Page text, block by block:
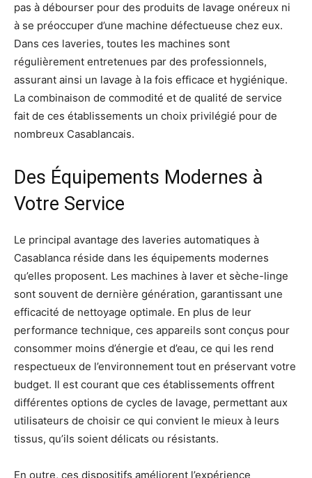
pas à débourser pour des produits de lavage onéreux ni
à se préoccuper d’une machine défectueuse chez eux.
Dans ces laveries, toutes les machines sont
régulièrement entretenues par des professionnels,
assurant ainsi un lavage à la fois efficace et hygiénique.
La combinaison de commodité et de qualité de service
fait de ces établissements un choix privilégié pour de
nombreux Casablancais.
Des Équipements Modernes à
Votre Service
Le principal avantage des laveries automatiques à
Casablanca réside dans les équipements modernes
qu’elles proposent. Les machines à laver et sèche-linge
sont souvent de dernière génération, garantissant une
efficacité de nettoyage optimale. En plus de leur
performance technique, ces appareils sont conçus pour
consommer moins d’énergie et d’eau, ce qui les rend
respectueux de l’environnement tout en préservant votre
budget. Il est courant que ces établissements offrent
différentes options de cycles de lavage, permettant aux
utilisateurs de choisir ce qui convient le mieux à leurs
tissus, qu’ils soient délicats ou résistants.
En outre, ces dispositifs améliorent l’expérience